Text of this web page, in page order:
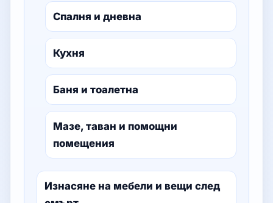
Спалня и дневна
Кухня
Баня и тоалетна
Мазе, таван и помощни
помещения
Изнасяне на мебели и вещи след